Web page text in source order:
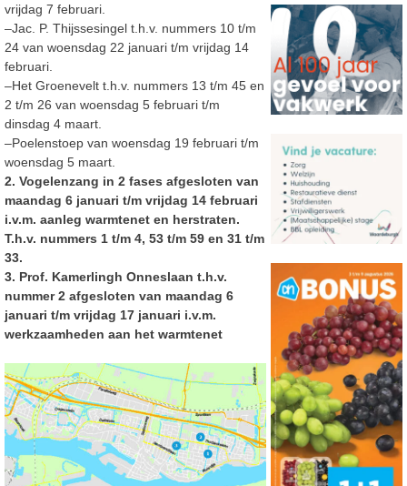
vrijdag 7 februari.
–Jac. P. Thijssesingel t.h.v. nummers 10 t/m
24 van woensdag 22 januari t/m vrijdag 14
februari.
–Het Groenevelt t.h.v. nummers 13 t/m 45 en
2 t/m 26 van woensdag 5 februari t/m
dinsdag 4 maart.
–Poelenstoep van woensdag 19 februari t/m
woensdag 5 maart.
2. Vogelenzang in 2 fases afgesloten van
maandag 6 januari t/m vrijdag 14 februari
i.v.m. aanleg warmtenet en herstraten.
T.h.v. nummers 1 t/m 4, 53 t/m 59 en 31 t/m
33.
3. Prof. Kamerlingh Onneslaan t.h.v.
nummer 2 afgesloten van maandag 6
januari t/m vrijdag 17 januari i.v.m.
werkzaamheden aan het warmtenet